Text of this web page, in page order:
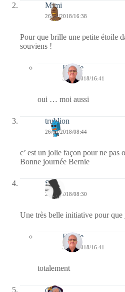
Mimi
26/09/2018/16:38
Pour que brille une petite étoile
souviens !
Bernie
30/09/2018/16:41
oui … moi aussi
trublion
26/09/2018/08:44
c’ est un jolie façon pour ne pas
Bonne journée Bernie
Soa
26/09/2018/08:30
Une très belle initiative pour que
Bernie
30/09/2018/16:41
totalement
dom